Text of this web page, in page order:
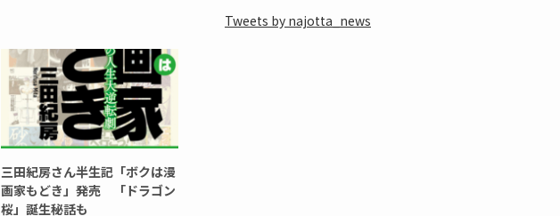
三田紀房さん半生記「ボクは漫
画家もどき」発売 「ドラゴン
桜」誕生秘話も
Tweets by najotta_news